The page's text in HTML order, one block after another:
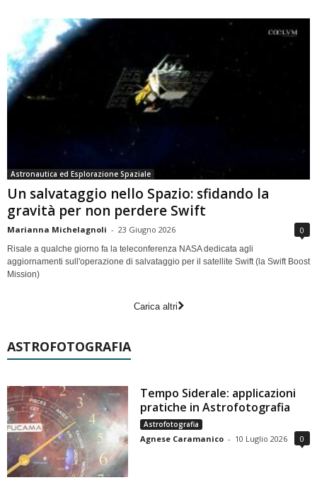
Astronautica ed Esplorazione Spaziale
Un salvataggio nello Spazio: sfidando la
gravità per non perdere Swift
Marianna Michelagnoli - 23 Giugno 2026 0
Risale a qualche giorno fa la teleconferenza NASA dedicata agli
aggiornamenti sull'operazione di salvataggio per il satellite Swift (la Swift Boost
Mission)
Carica altri
ASTROFOTOGRAFIA
Tempo Siderale: applicazioni
pratiche in Astrofotografia
Astrofotografia
Agnese Caramanico - 10 Luglio 2026 0